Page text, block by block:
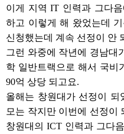
이게 지역 IT 인력과 그다
하고 이렇게 해 왔었는데
신청했는데 계속 선정이 안
그런 와중에 작년에 경남대
학 일반트랙으로 해서 국비
90억 상당 되고요.
올해는 창원대가 선정이
모는 작지만 이번에 선정이
창원대의 ICT 인력과 그다